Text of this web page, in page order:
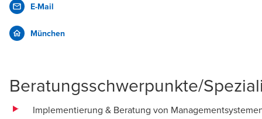
E-Mail
München
Beratungsschwerpunkte/
Implementierung & Beratung von